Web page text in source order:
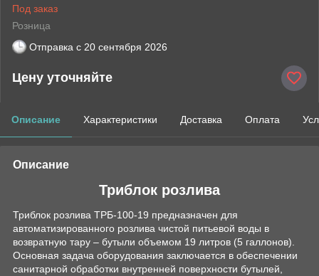
Под заказ
Розница
Отправка с 20 сентября 2026
Цену уточняйте
Описание Характеристики Доставка Оплата
Описание
Триблок розлива
Триблок розлива ТРБ-100-19 предназначен для
автоматизированного розлива чистой питьевой воды в
возвратную тару – бутыли объемом 19 литров (5 галлонов).
Основная задача оборудования заключается в обеспечении
санитарной обработки внутренней поверхности бутылей,